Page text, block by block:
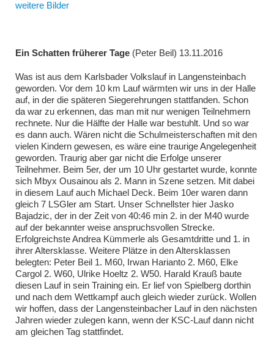
weitere Bilder
Ein Schatten früherer Tage(Peter Beil) 13.11.2016
Was ist aus dem Karlsbader Volkslauf in Langensteinbach
geworden. Vor dem 10 km Lauf wärmten wir uns in der Halle
auf, in der die späteren Siegerehrungen stattfanden. Schon
da war zu erkennen, das man mit nur wenigen Teilnehmern
rechnete. Nur die Hälfte der Halle war bestuhlt. Und so war
es dann auch. Wären nicht die Schulmeisterschaften mit den
vielen Kindern gewesen, es wäre eine traurige Angelegenheit
geworden. Traurig aber gar nicht die Erfolge unserer
Teilnehmer. Beim 5er, der um 10 Uhr gestartet wurde, konnte
sich Mbyx Ousainou als 2. Mann in Szene setzen. Mit dabei
in diesem Lauf auch Michael Deck. Beim 10er waren dann
gleich 7 LSGler am Start. Unser Schnellster hier Jasko
Bajadzic, der in der Zeit von 40:46 min 2. in der M40 wurde
auf der bekannter weise anspruchsvollen Strecke.
Erfolgreichste Andrea Kümmerle als Gesamtdritte und 1. in
ihrer Altersklasse. Weitere Plätze in den Altersklassen
belegten: Peter Beil 1. M60, Irwan Harianto 2. M60, Elke
Cargol 2. W60, Ulrike Hoeltz 2. W50. Harald Krauß baute
diesen Lauf in sein Training ein. Er lief von Spielberg dorthin
und nach dem Wettkampf auch gleich wieder zurück. Wollen
wir hoffen, dass der Langensteinbacher Lauf in den nächsten
Jahren wieder zulegen kann, wenn der KSC-Lauf dann nicht
am gleichen Tag stattfindet.